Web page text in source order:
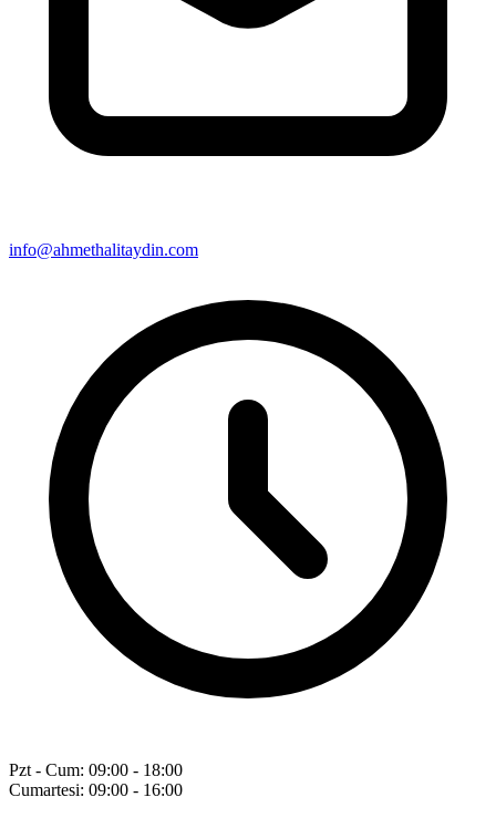
info@ahmethalitaydin.com
Pzt - Cum: 09:00 - 18:00
Cumartesi: 09:00 - 16:00